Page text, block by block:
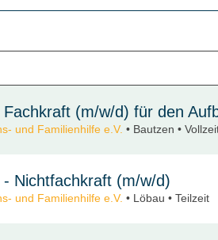
Fachkraft (m/w/d) für den
und Familienhilfe e.V. • Bautzen •
- Nichtfachkraft (m/w/d)
und Familienhilfe e.V. • Löbau • Teilzeit